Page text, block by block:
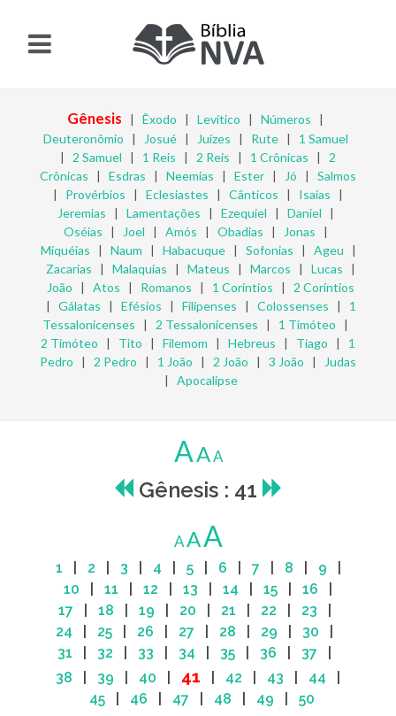
Gênesis | Êxodo | Levítico | Números |
Deuteronômio | Josué| Juízes | Rute| 1 Samuel
| 2 Samuel | 1 Reis | 2 Reis | 1 Crônicas | 2
Crônicas | Esdras | Neemias | Ester | Jó | Salmos
| Provérbios | Eclesiastes | Cânticos | Isaías |
Jeremias | Lamentações | Ezequiel | Daniel |
Oséias | Joel | Amós | Obadias | Jonas |
Miquéias | Naum | Habacuque| Sofonias | Ageu |
Zacarias | Malaquias | Mateus | Marcos | Lucas |
João | Atos | Romanos | 1 Coríntios | 2 Coríntios
| Gálatas | Efésios | Filipenses | Colossenses | 1
Tessalonicenses | 2 Tessalonicenses | 1 Timóteo |
2 Timóteo | Tito | Filemom | Hebreus | Tiago | 1
Pedro | 2 Pedro | 1 João | 2 João | 3 João |
Judas
| Apocalipse
AAA
Gênesis : 41
AAA
1 2 3 4 5| 6 7 8 9
10
11 12 13 14 15 16
17
18 19 20 21 22 23
24
25 26 27 28 29 30
31
32 33 34 35 36 37
38
39 40 41 42 43 44
45| 46 47 48 49 50